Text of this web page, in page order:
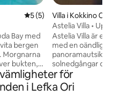
5 av 5 i genomsnittligt
5 (5)
Bay med
bergen
Morgnarna
bukten,
att koppla
månen
Villa i Kokkino
Astelia Villa •
Astelia Villa är en
med en oändlig
panoramautsikt
solnedgångar du
glömma.
internet med
idealiskt för
för
i Lefka Ori